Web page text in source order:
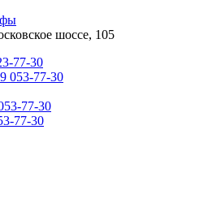
шоссе, 105
77-30
053-77-30
77-30
77-30